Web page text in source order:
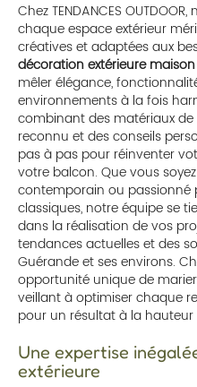
Chez TENDANCES
chaque espace extérieur
créatives et adaptées aux
décoration extérieure
mêler élégance,
environnements à la fois
combinant des matériaux
reconnu et des conseils
pas à pas pour réinventer
votre balcon. Que vous
contemporain ou passionné
classiques, notre équipe se
dans la réalisation de vos
tendances actuelles et des
Guérande et ses environs.
opportunité unique de marier
veillant à optimiser chaque
pour un résultat à la
Une expertise
extérieure